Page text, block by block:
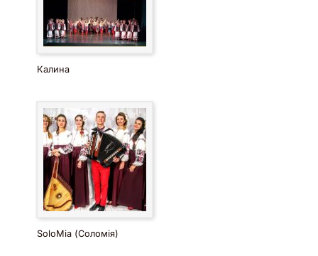
Калина
SoloMia (Соломія)